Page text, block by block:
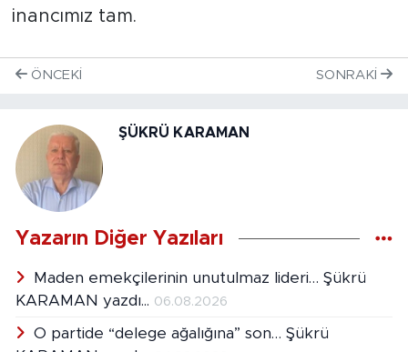
inancımız tam.
ÖNCEKI SONRAKI
ŞÜKRÜ KARAMAN
Yazarın Diğer Yazıları
Maden emekçilerinin unutulmaz lideri… Şükrü
KARAMAN yazdı... 06.08.2026
O partide “delege ağalığına” son… Şükrü